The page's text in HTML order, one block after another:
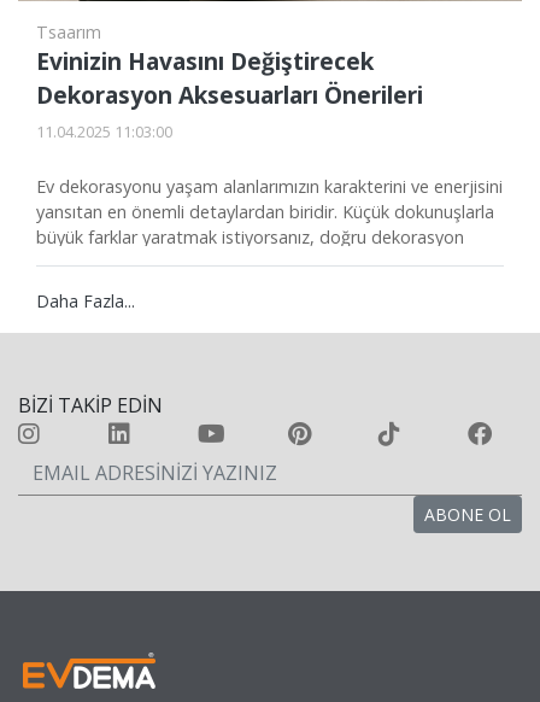
Tsaarım
Evinizin Havasını Değiştirecek
Dekorasyon Aksesuarları Önerileri
11.04.2025 11:03:00
Ev dekorasyonu yaşam alanlarımızın karakterini ve enerjisini
yansıtan en önemli detaylardan biridir. Küçük dokunuşlarla
büyük farklar yaratmak istiyorsanız, doğru dekorasyon
aksesuarlarını tercih etmeniz yeterli. Peki evinizin tarzına
dekorasyon aksesuarları ile ilgili trendlerden ipuçlarına
kadar her şeyi bulabilirsiniz.
Daha Fazla...
BİZİ TAKİP EDİN